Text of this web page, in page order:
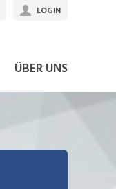
ÜBER UNS
LOGIN